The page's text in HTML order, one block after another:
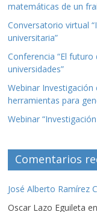
matemáticas de un
Conversatorio virtual
universitaria”
Conferencia “El
universidades”
Webinar
herramientas para
Webinar
Comentarios
José Alberto Ramírez
Oscar Lazo Eguileta en